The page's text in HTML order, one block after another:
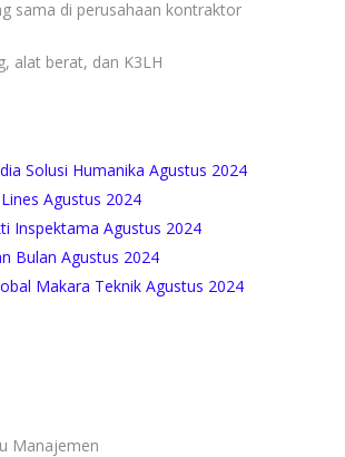
sama di perusahaan kontraktor
alat berat, dan K3LH
Solusi Humanika Agustus 2024
Agustus 2024
Inspektama Agustus 2024
Bulan Agustus 2024
Makara Teknik Agustus 2024
Manajemen